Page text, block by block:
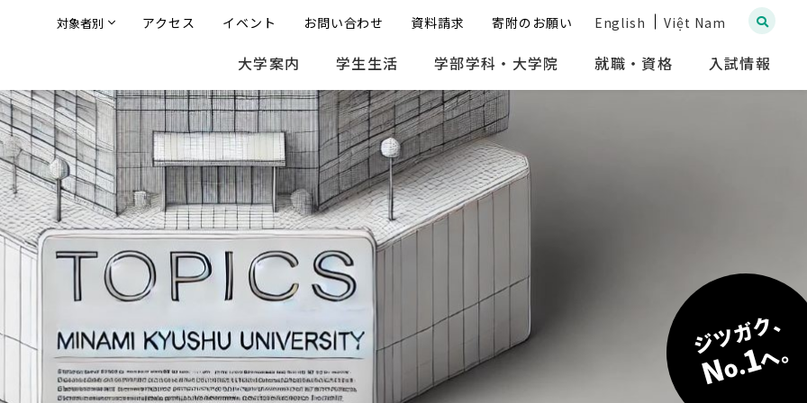
大学案内 学生生活 学部学科・大学院 就職・資格 入試情報
English Việt Nam
対象者別 アクセス イベント お問い合わせ 資料請求 寄附のお願い
ジツガク、
No.1へ。